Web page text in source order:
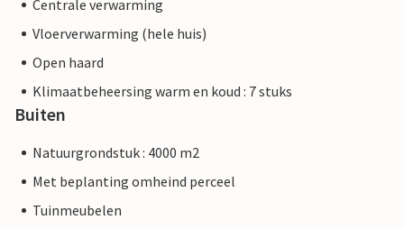
Centrale verwarming
Vloerverwarming (hele huis)
Open haard
Klimaatbeheersing warm en koud : 7 stuks
Buiten
Natuurgrondstuk : 4000 m2
Met beplanting omheind perceel
Tuinmeubelen